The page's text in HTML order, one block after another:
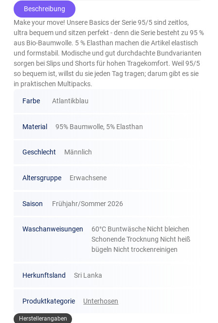
Beschreibung
Make your move! Unsere Basics der Serie 95/5 sind zeitlos,
ultra bequem und sitzen perfekt - denn die Serie besteht zu 95 %
aus Bio-Baumwolle. 5 % Elasthan machen die Artikel elastisch
und formstabil. Modische und gut durchdachte Bundvarianten
sorgen bei Slips und Shorts für hohen Tragekomfort. Weil 95/5
so bequem ist, willst du sie jeden Tag tragen; darum gibt es sie
in praktischen Multipacks.
Farbe Atlantikblau
Material 95% Baumwolle, 5% Elasthan
Geschlecht Männlich
Altersgruppe Erwachsene
Saison Frühjahr/Sommer 2026
Waschanweisungen
60°C Buntwäsche Nicht bleichen
Schonende Trocknung Nicht heiß
bügeln Nicht trockenreinigen
Herkunftsland Sri Lanka
Produktkategorie Unterhosen
Herstellerangaben